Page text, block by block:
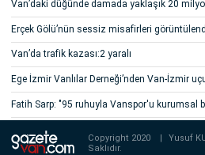
Van’daki düğünde damada yaklaşık 20
Erçek Gölü’nün sessiz misafirleri
Van’da trafik kazası:2 yaralı
Ege İzmir Vanlılar Derneği’nden Van-İzmir
Fatih Sarp: "95 ruhuyla Vanspor'u kurumsal
Copyright 2020 Yusuf
Saklıdır.